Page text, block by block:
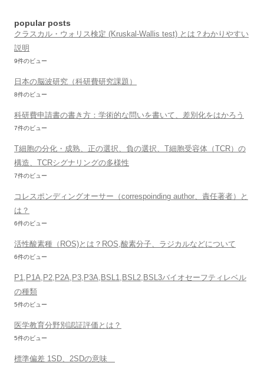
popular posts
クラスカル・ウォリス検定 (Kruskal-Wallis test) とは？わかりやすい
説明
9件のビュー
日本の脳波研究（科研費研究課題）
8件のビュー
科研費申請書の書き方：学術的な問いを書いて、差別化をはかろう
7件のビュー
T細胞の分化・成熟、正の選択、負の選択、T細胞受容体（TCR）の
構造、TCRシグナリングの多様性
7件のビュー
コレスポンディングオーサー（correspoinding author、責任著者）と
は？
6件のビュー
活性酸素種（ROS)とは？ROS,酸素分子、ラジカルなどについて
6件のビュー
P1,P1A,P2,P2A,P3,P3A,BSL1,BSL2,BSL3バイオセーフティレベル
の種類
5件のビュー
医学教育分野別認証評価とは？
5件のビュー
標準偏差 1SD、2SDの意味